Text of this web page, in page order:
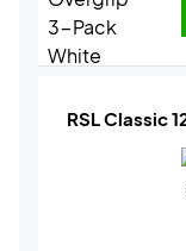
RSL Classic